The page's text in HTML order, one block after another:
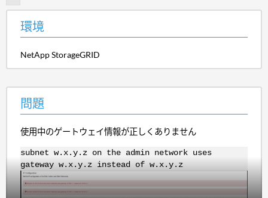
環境
NetApp StorageGRID
問題
使用中のゲートウェイ情報が正しくありません
subnet w.x.y.z on the admin network uses
gateway w.x.y.z instead of w.x.y.z